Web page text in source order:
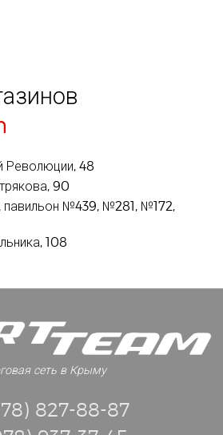
Революции, 48
90
№439, №281, №172,
108
сеть в Крыму
827-88-87